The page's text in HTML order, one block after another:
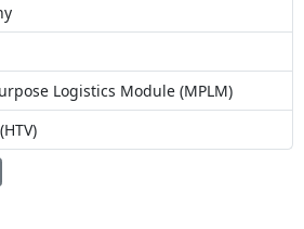
Logistics Module (MPLM)
ISS modules: Columbus